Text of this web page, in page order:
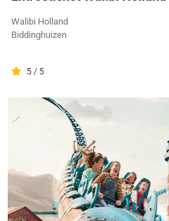
Walibi Holland
Biddinghuizen
5 / 5